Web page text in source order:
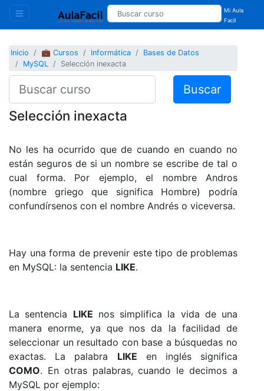
Mi Aula
Facil
Inicio 💼 Cursos Informática
Bases de Datos
MySQL
Selección inexacta
Buscar
Selección inexacta
No les ha ocurrido que de cuando en cuando no
están seguros de si un nombre se escribe de tal o
cual forma. Por ejemplo, el nombre Andros
(nombre griego que significa Hombre) podría
confundírsenos con el nombre Andrés o viceversa.
Hay una forma de prevenir este tipo de problemas
en MySQL: la sentencia LIKE.
La sentencia LIKE nos simplifica la vida de una
manera enorme, ya que nos da la facilidad de
seleccionar un resultado con base a búsquedas no
exactas. La palabra LIKE en inglés significa
COMO. En otras palabras, cuando le decimos a
MySQL por ejemplo: